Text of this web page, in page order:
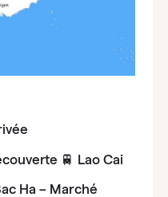
🚆 Lao Cai
Ha – Marché